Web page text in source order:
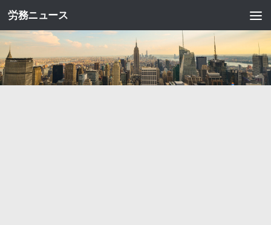
コンテンツへスキップ
労務ニュース